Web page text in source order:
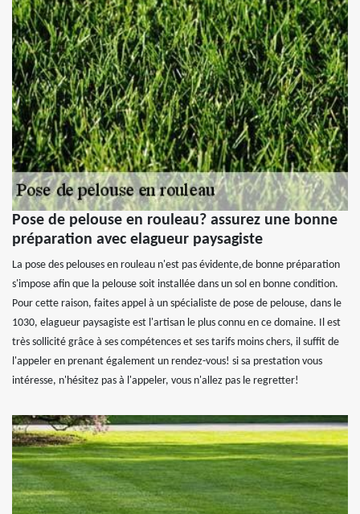
Pose de pelouse en rouleau? assurez une bonne
préparation avec elagueur paysagiste
La pose des pelouses en rouleau n'est pas évidente,de bonne préparation
s'impose afin que la pelouse soit installée dans un sol en bonne condition.
Pour cette raison, faites appel à un spécialiste de pose de pelouse, dans le
1030, elagueur paysagiste est l'artisan le plus connu en ce domaine. Il est
très sollicité grâce à ses compétences et ses tarifs moins chers, il suffit de
l'appeler en prenant également un rendez-vous! si sa prestation vous
intéresse, n'hésitez pas à l'appeler, vous n'allez pas le regretter!